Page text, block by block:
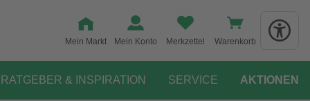
Mein Markt Mein Konto Merkzettel Warenkorb
RATGEBER & INSPIRATION SERVICE AKTIONEN